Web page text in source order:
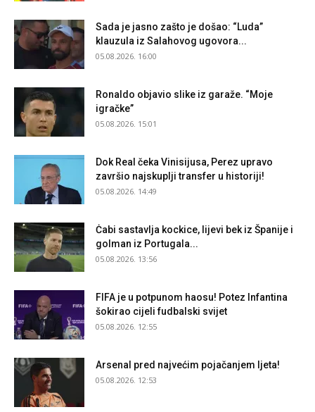
Sada je jasno zašto je došao: “Luda”
klauzula iz Salahovog ugovora...
05.08.2026. 16:00
Ronaldo objavio slike iz garaže. “Moje
igračke”
05.08.2026. 15:01
Dok Real čeka Vinisijusa, Perez upravo
završio najskuplji transfer u historiji!
05.08.2026. 14:49
Ċabi sastavlja kockice, lijevi bek iz Španije i
golman iz Portugala...
05.08.2026. 13:56
FIFA je u potpunom haosu! Potez Infantina
šokirao cijeli fudbalski svijet
05.08.2026. 12:55
Arsenal pred najvećim pojačanjem ljeta!
05.08.2026. 12:53